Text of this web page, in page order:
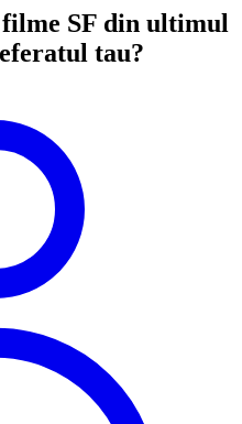
filme SF din ultimul
tau?